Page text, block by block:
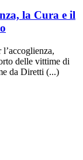
la Cura e il
delle vittime di
da Diretti (...)